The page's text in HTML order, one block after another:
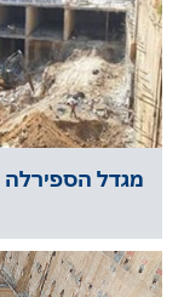
מגדל הספירלה